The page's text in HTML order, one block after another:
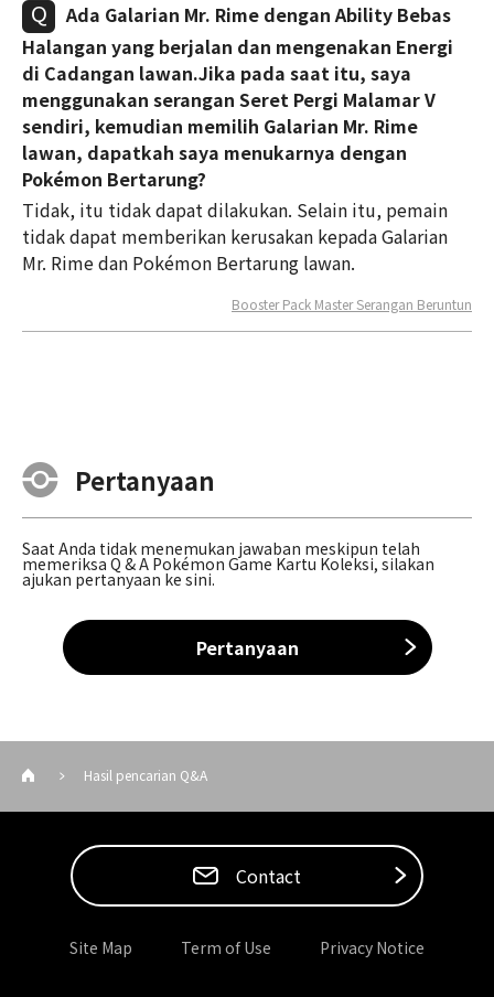
Ada Galarian Mr. Rime dengan Ability Bebas
Halangan yang berjalan dan mengenakan Energi
di Cadangan lawan.Jika pada saat itu, saya
menggunakan serangan Seret Pergi Malamar V
sendiri, kemudian memilih Galarian Mr. Rime
lawan, dapatkah saya menukarnya dengan
Pokémon Bertarung?
Tidak, itu tidak dapat dilakukan. Selain itu, pemain
tidak dapat memberikan kerusakan kepada Galarian
Mr. Rime dan Pokémon Bertarung lawan.
Booster Pack Master Serangan Beruntun
Pertanyaan
Saat Anda tidak menemukan jawaban meskipun telah
memeriksa Q & A Pokémon Game Kartu Koleksi, silakan
ajukan pertanyaan ke sini.
Pertanyaan
Hasil pencarian Q&A
Contact
Site Map Term of Use Privacy Notice